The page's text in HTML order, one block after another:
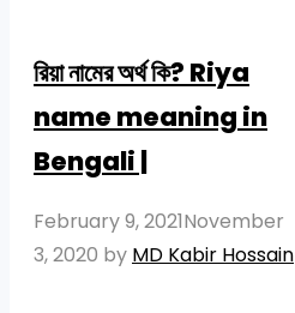
রিয়া নামের অর্থ কি? Riya
name meaning in
Bengali |
February 9, 2021November
3, 2020 by MD Kabir Hossain